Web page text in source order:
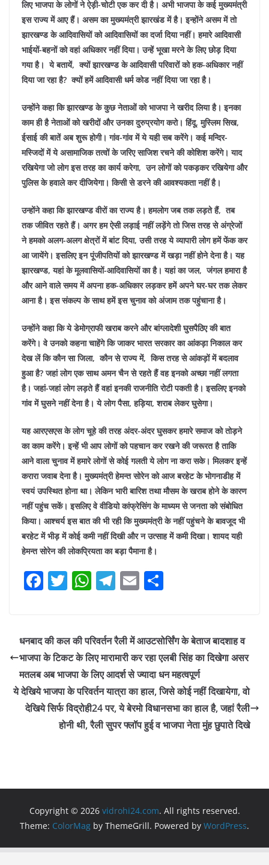
लिए भाजपा के लोगों ने ऐड़ी-चोटी एक कर दी है। अभी भाजपा के कई मुख्यमंत्री
इस राज्य में आए हैं। असम का मुख्यमंत्री झारखंड में है। इन्होंने असम में तो
झारखण्ड के आदिवासियों को आदिवासियों का दर्जा दिया नहीं। हमारे आदिवासी
भाईयों-बहनों को वहां अधिकार नहीं दिया। उन्हें भूखा मरने के लिए छोड़ दिया
गया है। ये बतायें, क्यों झारखण्ड के आदिवासी परिवारों को हक-अधिकार नहीं
दिया जा रहा है? क्यों हमें आदिवासी धर्म कोड नहीं दिया जा रहा है।
उन्होंने कहा कि झारखण्ड के कुछ नेताओं को भाजपा ने खरीद लिया है। इनका
काम ही है नेताओं को खरीदों और उनका दुरुप्रयोग करो। हिंदू, मुस्लिम सिख,
ईसाई की बातें अब शुरू होगी। गांव-गांव में ये यही सब करेंगे। कई मन्दिर-
मस्जिदों में ये असामाजिक तत्वों के जरिए साजिश रचने की कोशिश करेंगे। याद
रखियेगा जो लोग इस तरह का कार्य करेगा, उन लोगों को पकड़कर रखियेगा और
पुलिस के हवाले कर दीजियेगा। किसी से डरने की आवश्यकता नहीं है।
उन्होंने कहा कि झारखण्ड वीरों का राज्य है। हमलोग जब तक लड़ते हैं, तब
तक जीवित रहते हैं। अगर हम ऐसी लड़ाई नहीं लड़ेंगे तो जिस तरह से अंग्रेजों
ने हमको अलग-अलग क्षेत्रों में बांट दिया, उसी तरह ये व्यापारी लोग हमें फेंक कर
आ जायेंगे। इसलिए इन पूंजीपतियों को झारखण्ड में खड़ा नहीं होने देना है। यह
झारखण्ड, यहां के मूलवासियों-आदिवासियों का है। यहां का जल, जंगल हमारा है
और आने वाले समय में अपना हक-अधिकार लड़कर हमें अपने घर-घर तक लेकर
आना है। इस संकल्प के साथ हमें इस चुनाव को अंजाम तक पहुंचाना है।
उन्होंने कहा कि ये डेमोग्राफी खराब करने और बांग्लादेशी घुसपैठिए की बात
करेंगे। वे उनको कहना चाहेंगे कि जाकर भारत सरकार का आंकड़ा निकाल कर
देख लें कि कौन सा जिला, कौन से राज्य में, किस तरह से आंकड़ों में बदलाव
हुआ है?जहां लोग एक साथ अमन चैन से रहते हैं वह इनको अच्छा नहीं लगता
है। जहां-जहां लोग लड़ते हैं वहां इनकी राजनीति रोटी पकती है। इसलिए इनको
गांव में घुसने नहीं देना है। ये लोग पैसा, हड़िया, शराब लेकर घुसेगा।
यह आरएसएस के लोग चूहे की तरह अंदर-अंदर घुसकर हमारे समाज को तोड़ने
का काम करेंगे। इन्हें भी आप लोगों को पहचान कर रखने की जरूरत है ताकि
आने वाला चुनाव में हमारे लोगों से कोई गलती ये लोग ना करा सके। मिलकर इन्हें
करारा जवाब देना है। मुख्यमंत्री हेमन्त सोरेन को आज बरहेट के भोगनाडीह में
स्वयं उपस्थित होना था। लेकिन भारी बारिश तथा मौसम के खराब होने के कारण
नहीं पहुंच सकें। इसलिए वे वीडियो कांफ्रेसिंग के माध्यम से जनता को संबोधित
किया। आश्चर्य इस बात की भी रही कि मुख्यमंत्री के नहीं पहुंचने के बावजूद भी
बरहेट में भीड़ में कोई कमी नहीं दिखी और न उत्साह में कमी दिखा। शायद यही
हेमन्त सोरेन की लोकप्रियता का बड़ा पैमाना है।
F
a
e
b
o
o
k
T
w
er
W
h
s
A
p
p
T
el
gr
a
m
E
m
l e
धनबाद की कल की परिवर्तन रैली में आउटसोर्सिंग के बेताज बादशाह व
भाजपा के टिकट के लिए मारामारी कर रहा एलबी सिंह का दिखेगा असर
मतलब अब भाजपा के लिए आदर्श से ज्यादा धन महत्वपूर्ण
ये देखिये भाजपा के परिवर्तन यात्रा का हाल, जिसे कोई नहीं दिखायेगा, वो
देखिये सिर्फ विद्रोही24 पर, ये बेरमो विधानसभा का हाल है, जहां रैली
होनी थी, रैली सुपर फ्लॉप हुई व भाजपा नेता मुंह छुपाते दिखे
Copyright © 2026 vidrohi24.com. All rights reserved.
Theme: ColorMag by ThemeGrill. Powered by WordPress.